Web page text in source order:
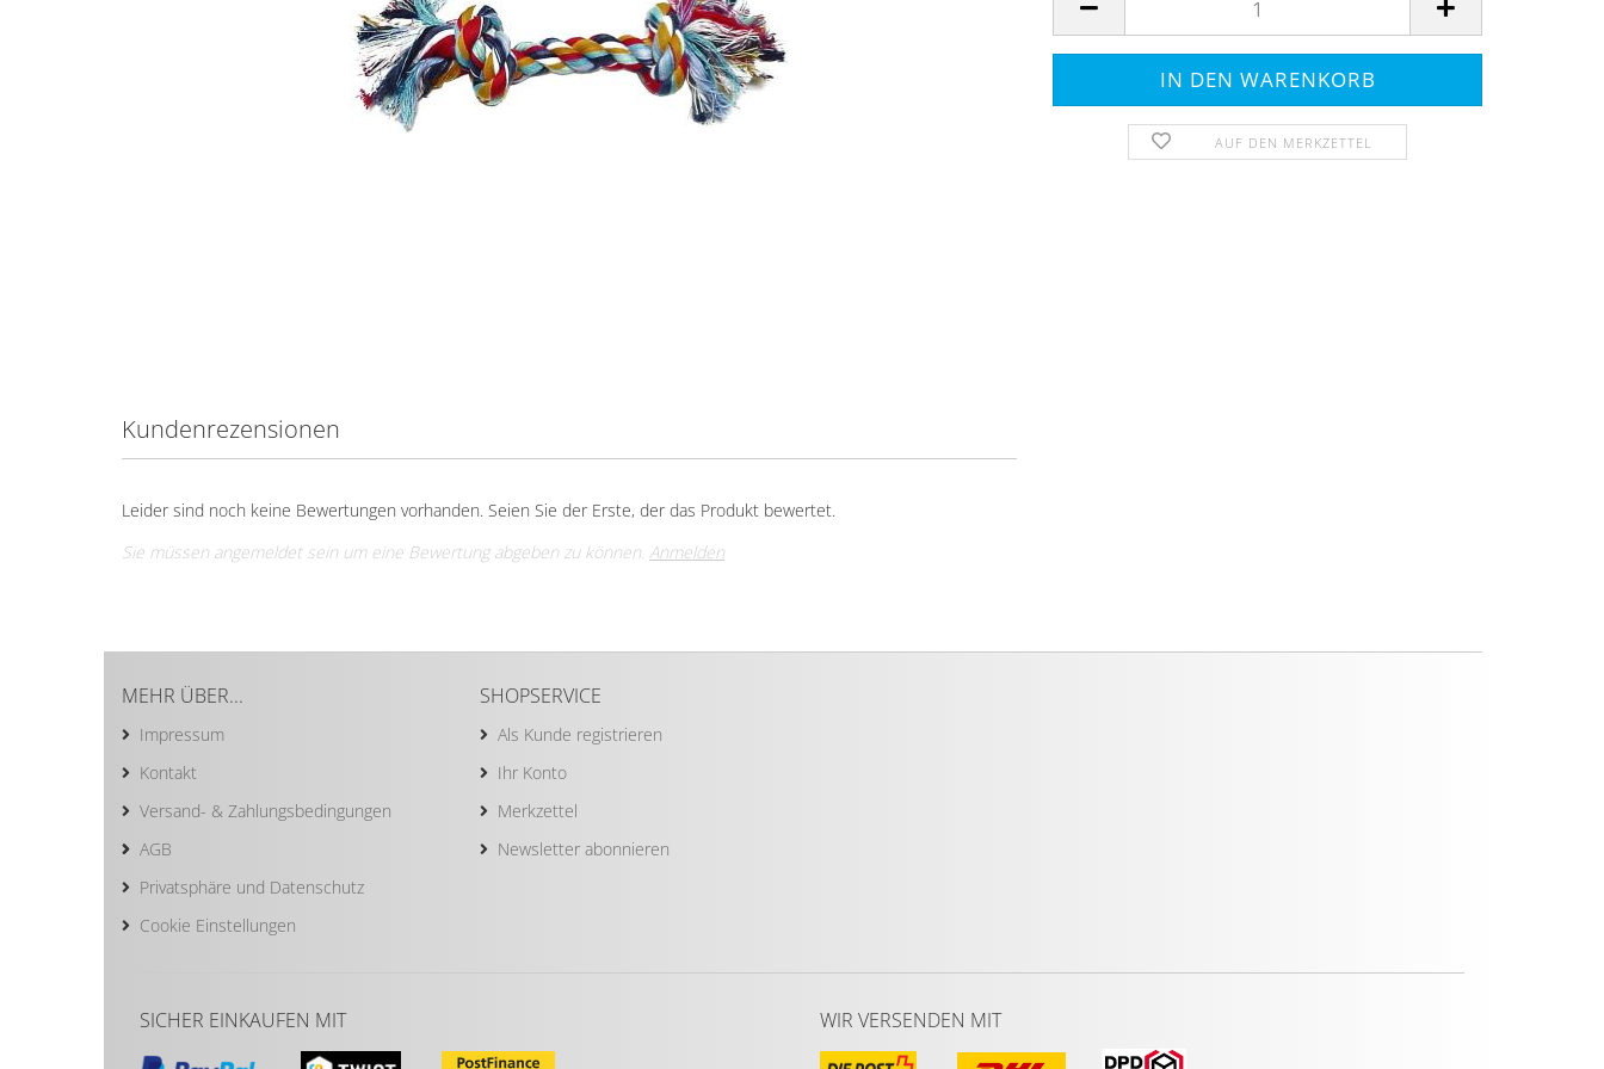
AUF DEN MERKZETTEL
Kundenrezensionen
Leider sind noch keine Bewertungen vorhanden. Seien Sie der Erste, der das Produkt bewertet.
Sie müssen angemeldet sein um eine Bewertung abgeben zu können. Anmelden
MEHR ÜBER...
Impressum
Kontakt
Versand- & Zahlungsbedingungen
AGB
Privatsphäre und Datenschutz
Cookie Einstellungen
SHOPSERVICE
Als Kunde registrieren
Ihr Konto
Merkzettel
Newsletter abonnieren
SICHER EINKAUFEN MIT WIR VERSENDEN MIT